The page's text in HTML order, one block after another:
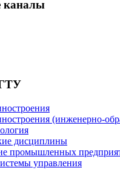
каналы
(инженерно-
дисциплины
промышленных
управления